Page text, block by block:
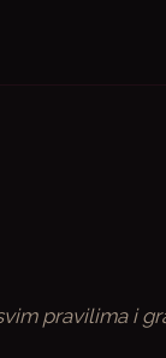
pravilima i